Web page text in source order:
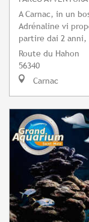
A Carnac, in un
Adrénaline vi
partire dai 2 anni,
Route du Hahon
56340
Carnac